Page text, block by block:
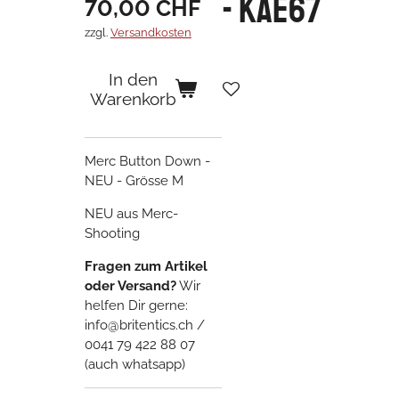
- KAE67
70,00 CHF
zzgl. Versandkosten
In den
Warenkorb
Merc Button Down -
NEU - Grösse M
NEU aus Merc-
Shooting
Fragen zum Artikel
oder Versand?Wir
helfen Dir gerne:
info@britentics.ch /
0041 79 422 88 07
(auch whatsapp)